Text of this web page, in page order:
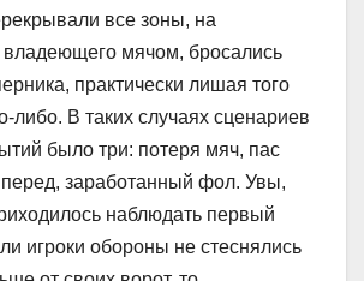
все зоны, на
владеющего мячом, бросались
практически лишая того
либо. В таких случаях сценариев
было три: потеря мяч, пас
заработанный фол. Увы,
наблюдать первый
игроки обороны не стеснялись